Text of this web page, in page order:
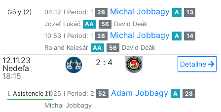
Góly (2) 04:12 I Period: 1 28 Michal Jobbagy A
13
Jozef Lukáč
AA 56
David Deák
10:53 I Period: 1 28 Michal Jobbagy A
14
Roland Kolesár
AA 56 David Deák
12.11.23
Nedeľa
18:15
2 : 4 Detailne
I. Asistencie (1)21:25 I Period: 2 52 Adam Jobbagy A
28
Michal Jobbagy